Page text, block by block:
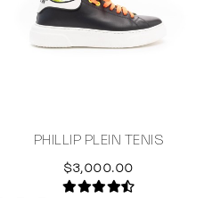
PHILLIP PLEIN TENIS
$3,000.00